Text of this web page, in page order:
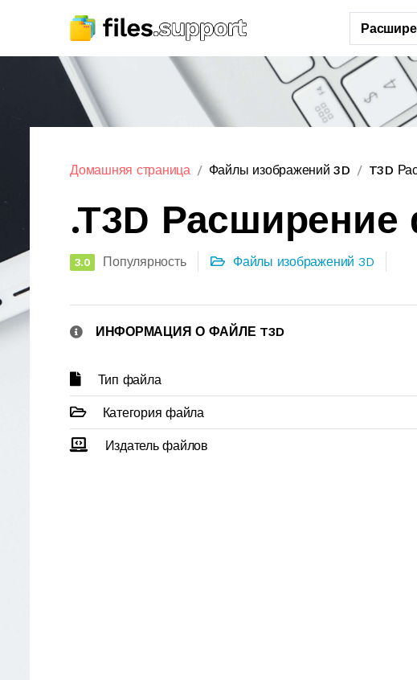
Домашняя страница Файлы изображений 3D T3D
.T3D
3.0 Популярность Файлы изображений 3D
ИНФОРМАЦИЯ О ФАЙЛЕ T3D
Тип файла
Категория файла
Издатель файлов